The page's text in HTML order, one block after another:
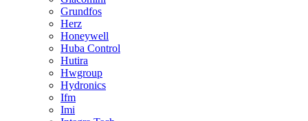
Grundfos
Herz
Honeywell
Huba Control
Hutira
Hwgroup
Hydronics
Ifm
Imi